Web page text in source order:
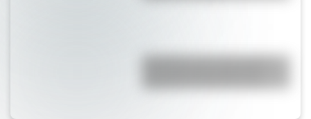
Efemérides del 10 de agosto: